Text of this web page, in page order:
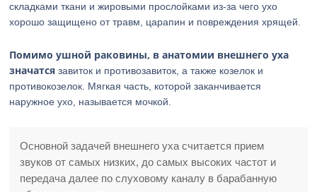
складками ткани и жировыми прослойками из-за чего ухо
хорошо защищено от травм, царапин и повреждения хрящей.
Помимо ушной раковины, в анатомии внешнего уха
значатся завиток и противозавиток, а также козелок и
противокозелок. Мягкая часть, которой заканчивается
наружное ухо, называется мочкой.
Основной задачей внешнего уха считается прием
звуков от самых низких, до самых высоких частот и
передача далее по слуховому каналу в барабанную